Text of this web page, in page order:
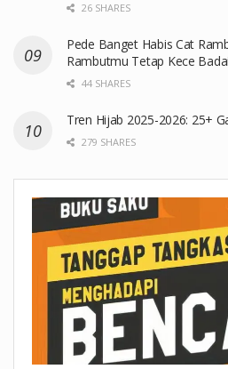
26 SHARES
Pede Banget Habis Cat
Rambutmu Tetap Kece
44 SHARES
Tren Hijab 2025-2026: 25+
279 SHARES